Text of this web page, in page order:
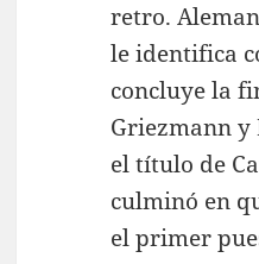
retro.
le identifica
concluye la
Griezmann y
el título de
culminó en
el primer